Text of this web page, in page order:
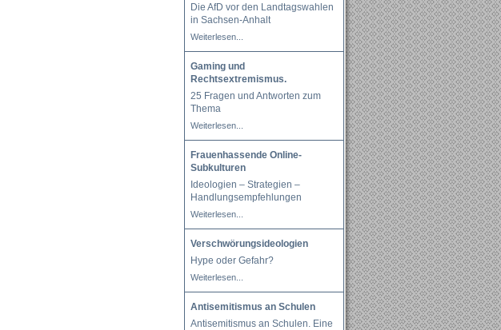
Die AfD vor den Landtagswahlen
in Sachsen-Anhalt
Weiterlesen...
Gaming und
Rechtsextremismus.
25 Fragen und Antworten zum
Thema
Weiterlesen...
Frauenhassende Online-
Subkulturen
Ideologien – Strategien –
Handlungsempfehlungen
Weiterlesen...
Verschwörungsideologien
Hype oder Gefahr?
Weiterlesen...
Antisemitismus an Schulen
Antisemitismus an Schulen. Eine